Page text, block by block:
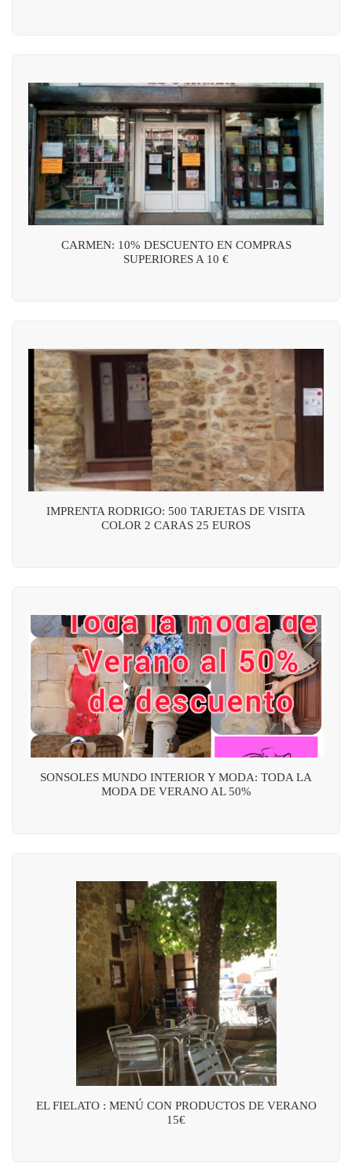
CARMEN: 10% DESCUENTO EN COMPRAS
SUPERIORES A 10 €
IMPRENTA RODRIGO: 500 TARJETAS DE VISITA
COLOR 2 CARAS 25 EUROS
SONSOLES MUNDO INTERIOR Y MODA: TODA LA
MODA DE VERANO AL 50%
EL FIELATO : MENÚ CON PRODUCTOS DE VERANO
15€